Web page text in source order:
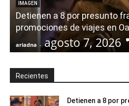
IMAGEN
Detienen a 8 por presunto
promociones de viajes en
ariadna - agosto 7, 2026
Recientes
Detienen a 8 por